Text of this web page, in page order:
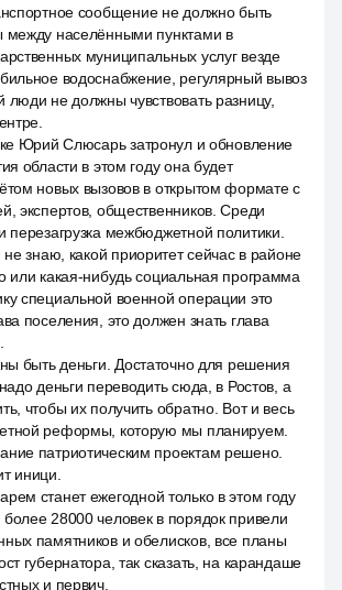
сообщение не должно быть
между населёнными пунктами в
муниципальных услуг везде
водоснабжение, регулярный вывоз
не должны чувствовать разницу,
Юрий Слюсарь затронул и обновление
области в этом году она будет
новых вызовов в открытом формате с
экспертов, общественников. Среди
перезагрузка межбюджетной политики.
знаю, какой приоритет сейчас в районе
или какая-нибудь социальная программа
специальной военной операции это
поселения, это должен знать глава
быть деньги. Достаточно для решения
деньги переводить сюда, в Ростов, а
чтобы их получить обратно. Вот и весь
реформы, которую мы планируем.
патриотическим проектам решено.
иници.
станет ежегодной только в этом году
28000 человек в порядок привели
памятников и обелисков, все планы
губернатора, так сказать, на карандаше
и первич.